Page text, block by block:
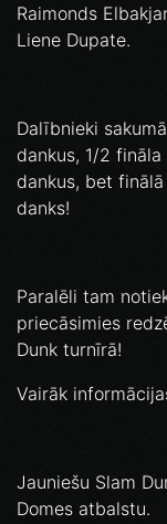
Raimonds
Liene Dupate.
Dalībnieki
dankus, 1/2
dankus, bet
danks!
Paralēli tam
priecāsimies
Dunk turnīrā!
Vairāk
Jauniešu Slam
Domes atbalstu.